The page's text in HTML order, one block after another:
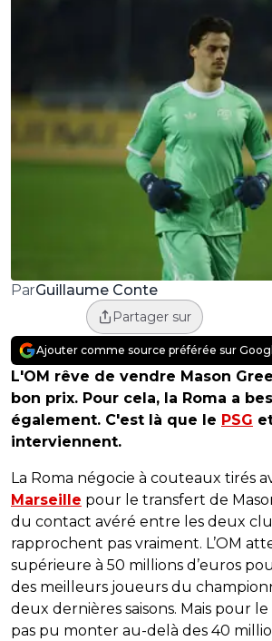
ParGuillaume Conte
Partager sur
Ajouter comme source préférée sur
L'OM rêve de vendre Mason
bon prix. Pour cela, la Roma a
également. C'est là que le PSG
interviennent.
La Roma négocie à couteaux tirés
Marseille pour le transfert de
du contact avéré entre les deux
rapprochent pas vraiment. L’OM
supérieure à 50 millions d’euros
des meilleurs joueurs du
deux dernières saisons. Mais pour
pas pu monter au-delà des 40